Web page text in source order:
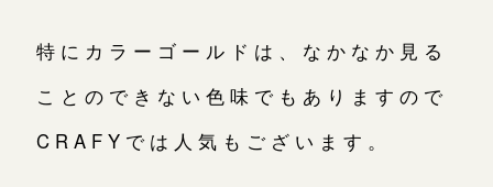
特にカラーゴールドは、なかなか見る
ことのできない色味でもありますので
CRAFYでは人気もございます。